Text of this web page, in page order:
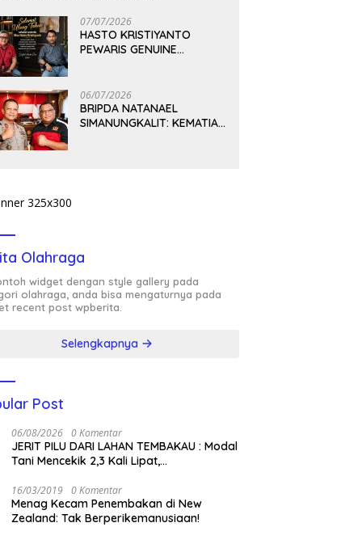
07/07/2026
HASTO KRISTIYANTO
PEWARIS GENUINE
06/07/2026
BRIPDA NATANAEL
SIMANUNGKALIT: KEMATIAN
Olahraga
widget dengan style gallery pada
olahraga, anda bisa mengaturnya pada
recent post wpberita.
Selengkapnya
Post
06/08/2026 0 Komentar
JERIT PILU DARI LAHAN TEMBAKAU ​: Modal
Tani Mencekik 2,3 Kali Lipat,
Terimpit Musim!
16/03/2019 0 Komentar
Menag Kecam Penembakan di New
Zealand: Tak Berperikemanusiaan!